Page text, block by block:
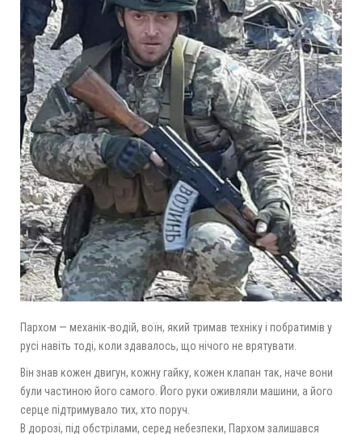
Пархом — механік-водій, воїн, який тримав техніку і побратимів у
русі навіть тоді, коли здавалось, що нічого не врятувати.
Він знав кожен двигун, кожну гайку, кожен клапан так, наче вони
були частиною його самого. Його руки оживляли машини, а його
серце підтримувало тих, хто поруч.
В дорозі, під обстрілами, серед небезпеки, Пархом залишався